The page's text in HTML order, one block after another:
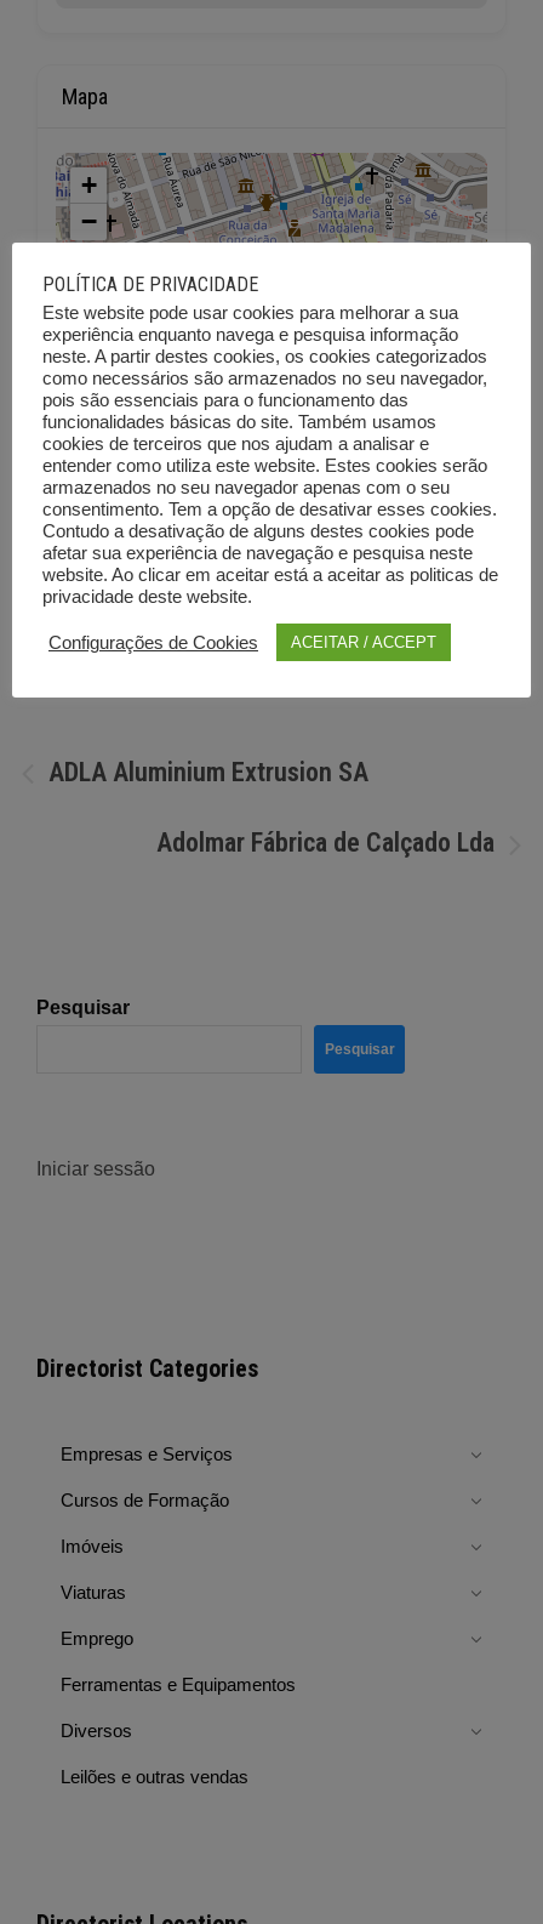
Mapa
+
−
Navegação
ADLA Aluminium Extrusion SA
Adolmar Fábrica de Calçado Lda
Pesquisar
Pesquisar
Iniciar sessão
Directorist Categories
Empresas e Serviços
Cursos de Formação
Imóveis
Viaturas
Emprego
Ferramentas e Equipamentos
Diversos
Leilões e outras vendas
POLÍTICA DE PRIVACIDADE
Este website pode usar cookies para melhorar a sua
experiência enquanto navega e pesquisa informação
neste. A partir destes cookies, os cookies categorizados
como necessários são armazenados no seu navegador,
pois são essenciais para o funcionamento das
funcionalidades básicas do site. Também usamos
cookies de terceiros que nos ajudam a analisar e
entender como utiliza este website. Estes cookies serão
armazenados no seu navegador apenas com o seu
consentimento. Tem a opção de desativar esses cookies.
Contudo a desativação de alguns destes cookies pode
afetar sua experiência de navegação e pesquisa neste
website. Ao clicar em aceitar está a aceitar as politicas de
privacidade deste website.
Configurações de Cookies ACEITAR / ACCEPT